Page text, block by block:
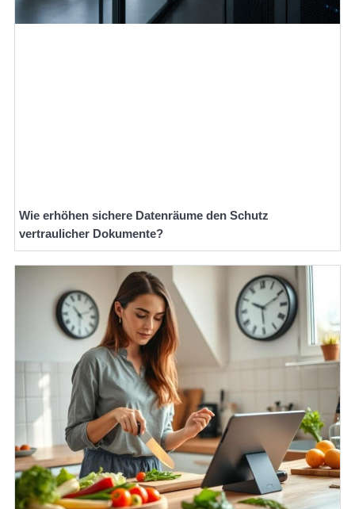
Wie erhöhen sichere Datenräume den Schutz
vertraulicher Dokumente?